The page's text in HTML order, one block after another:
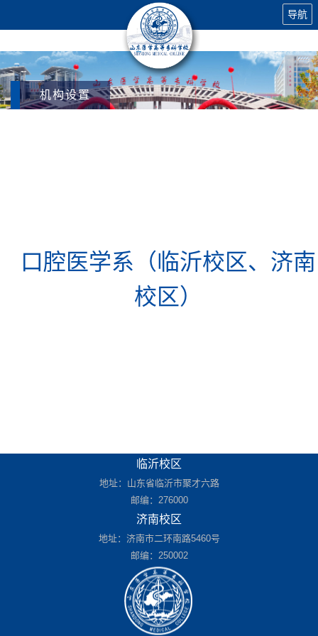
导航
机构设置
口腔医学系（临沂校区、 济南
校区）
临沂校区
地址：山东省临沂市聚才六路
邮编：276000
济南校区
地址：济南市二环南路5460号
邮编：250002